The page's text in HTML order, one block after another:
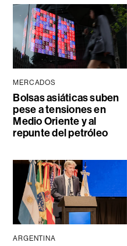
MERCADOS
Bolsas asiáticas suben
pese a tensiones en
Medio Oriente y al
repunte del petróleo
ARGENTINA